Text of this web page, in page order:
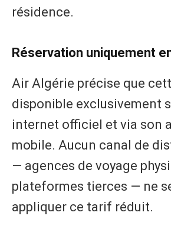
résidence.
Réservation uniquement
Air Algérie précise que
disponible exclusivement
internet officiel et via son
mobile. Aucun canal de
— agences de voyage
plateformes tierces — ne
appliquer ce tarif réduit.